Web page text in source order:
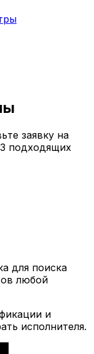
заявку на
подходящих
для поиска
любой
и
исполнителя.